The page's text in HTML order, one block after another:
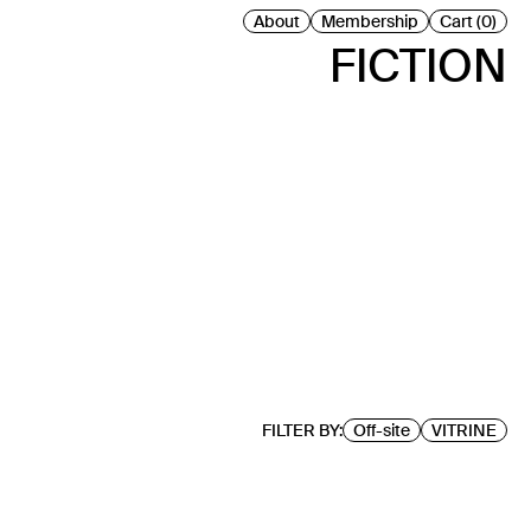
FICTION
About Membership Cart (0)
FILTER BY: Off-site VITRINE